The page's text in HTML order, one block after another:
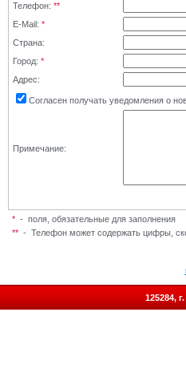
Телефон: **
E-Mail: *
Страна:
Город: *
Адрес:
Согласен получать уведомления о
Примечание:
* - поля, обязательные для заполнения
** - Телефон может содержать цифры,
125284,